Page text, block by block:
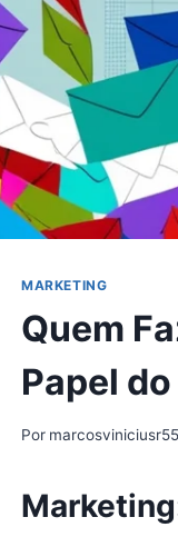
MARKETING
Quem
Papel
Por